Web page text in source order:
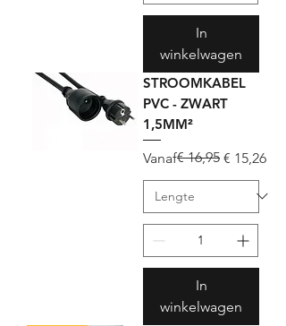
In
winkelwagen
STROOMKABEL
PVC - ZWART
1,5MM²
Vanaf
Normale prijs
€ 16,95 € 15,26
Verkoopprijs
In
winkelwagen